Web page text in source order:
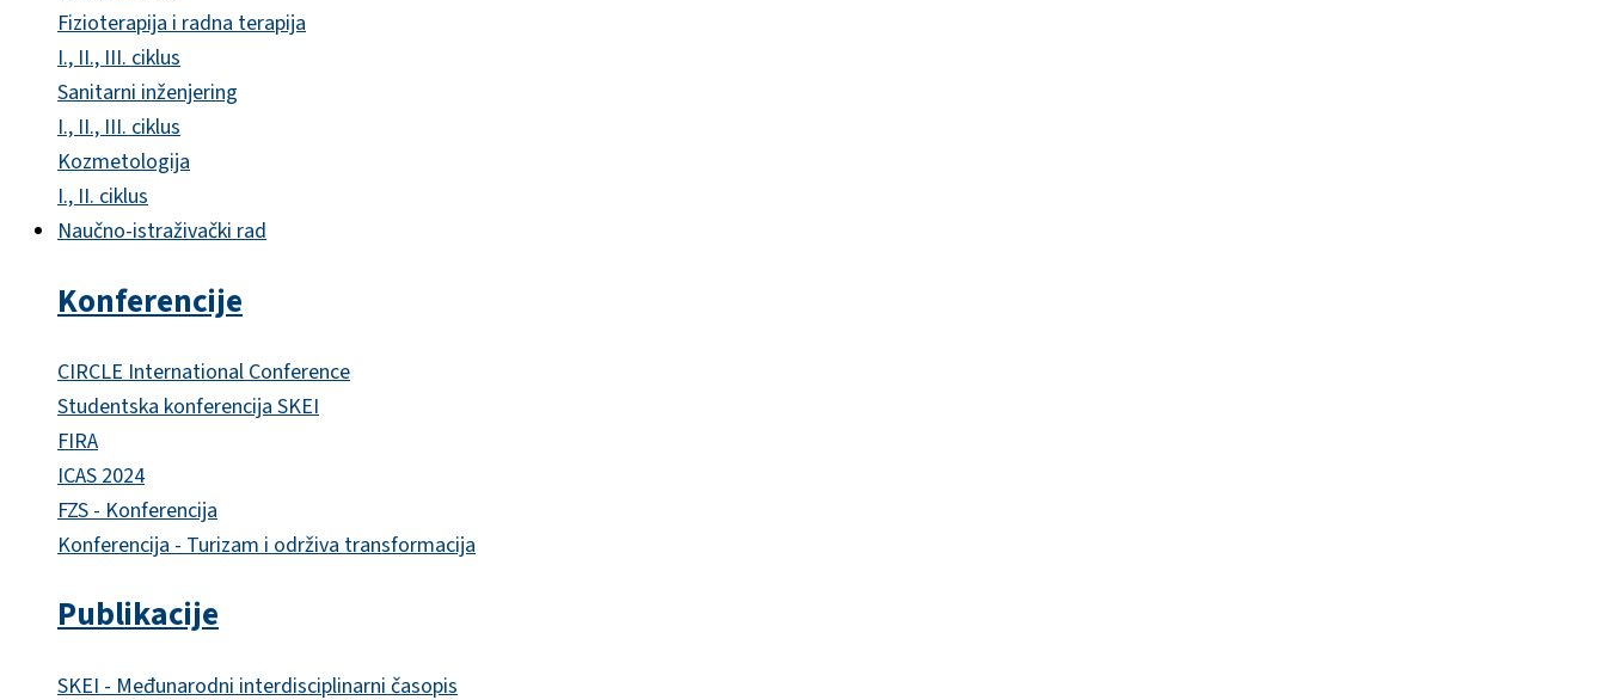
Fizioterapija i radna terapija
I., II., III. ciklus
Sanitarni inženjering
I., II., III. ciklus
Kozmetologija
I., II. ciklus
Naučno-istraživački rad
Konferencije
CIRCLE International Conference
Studentska konferencija SKEI
FIRA
ICAS 2024
FZS - Konferencija
Konferencija - Turizam i održiva transformacija
Publikacije
SKEI - Međunarodni interdisciplinarni časopis